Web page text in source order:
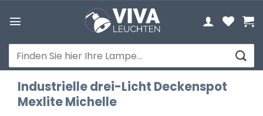
Inhalt
Suchen
nach:
Industrielle drei-Licht Deckenspot
Mexlite Michelle